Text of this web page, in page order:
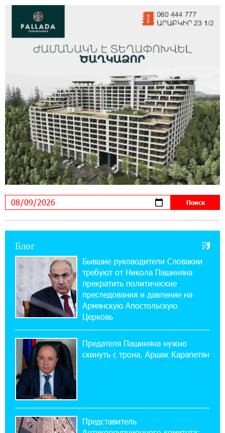
мониторинг дикой природы в Гнишике с
помощью солнечной энергии
Ucom и FPWC обеспечат круглосуточный
мониторинг дикой природы в Гнишике с
помощью солнечной энергии
22:41:05 3-08-2026
Idram и IDBank - рядом со стартапами на
Seaside Startup Summit
10:12:55 3-08-2026
В мобильном приложении Юнибанка теперь
можно зарегистрироваться также с помощью
«Бесплатные бонусы в играх»: IDBank
предупреждает о кибератаках на школьников
11:21:15 31-07-2026
ЕАЭС со временем будет расширяться. Когда-
нибудь это поймёт и рядовой армянин, но
11:03:52 31-07-2026
Если Израиль использует тему Геноцида
армян против Эрдогана, то что для него
значит сам Геноцид?
ВТБ (Армения): вклад «Стабильный» — до
Блог
Бывшие руководители Словакии
требуют от Никола Пашиняна
прекратить политические
преследования и давление на
Армянскую Апостольскую
Церковь
Предателя Пашиняна нужно
скинуть с трона. Аршак Карапетян
Представитель